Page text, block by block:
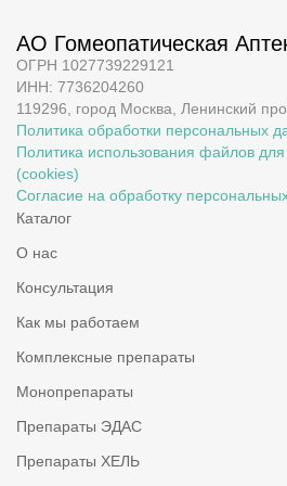
АО Гомеопатическая
ОГРН 1027739229121
ИНН: 7736204260
119296, город Москва, Ленинский
Политика обработки персональных
Политика использования файлов
(cookies)
Согласие на обработку
Каталог
О нас
Консультация
Как мы работаем
Комплексные препараты
Монопрепараты
Препараты ЭДАС
Препараты ХЕЛЬ